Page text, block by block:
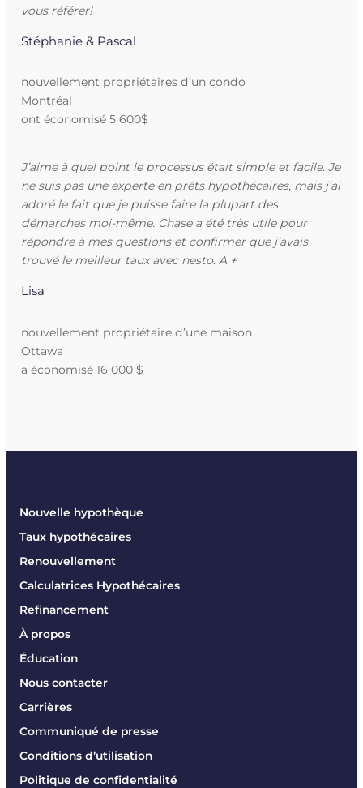
vous référer!
Stéphanie & Pascal
nouvellement propriétaires d’un condo
Montréal
ont économisé 5 600$
J’aime à quel point le processus était simple et facile. Je
ne suis pas une experte en prêts hypothécaires, mais j’ai
adoré le fait que je puisse faire la plupart des
démarches moi-même. Chase a été très utile pour
répondre à mes questions et confirmer que j’avais
trouvé le meilleur taux avec nesto. A +
Lisa
nouvellement propriétaire d’une maison
Ottawa
a économisé 16 000 $
Nouvelle hypothèque
Taux hypothécaires
Renouvellement
Calculatrices Hypothécaires
Refinancement
À propos
Éducation
Nous contacter
Carrières
Communiqué de presse
Conditions d’utilisation
Politique de confidentialité